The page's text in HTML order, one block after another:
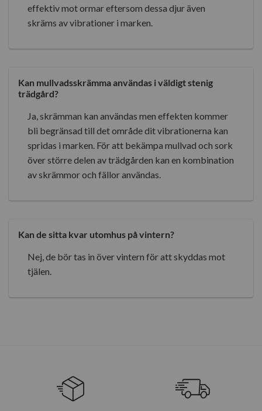
effektiv mot ormar eftersom dessa djur även
skräms av vibrationer i marken.
Kan mullvadsskrämma användas i väldigt stenig
trädgård?
Ja, skrämman kan användas men effekten kommer
bli begränsad till det område dit vibrationerna kan
spridas i marken. För att bekämpa mullvad och sork
över större delen av trädgården kan en kombination
av skrämmor och fällor användas.
Kan de sitta kvar utomhus på vintern?
Nej, de bör tas in över vintern för att skyddas mot
tjälen.